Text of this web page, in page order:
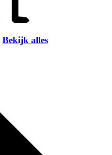
Bekijk alles